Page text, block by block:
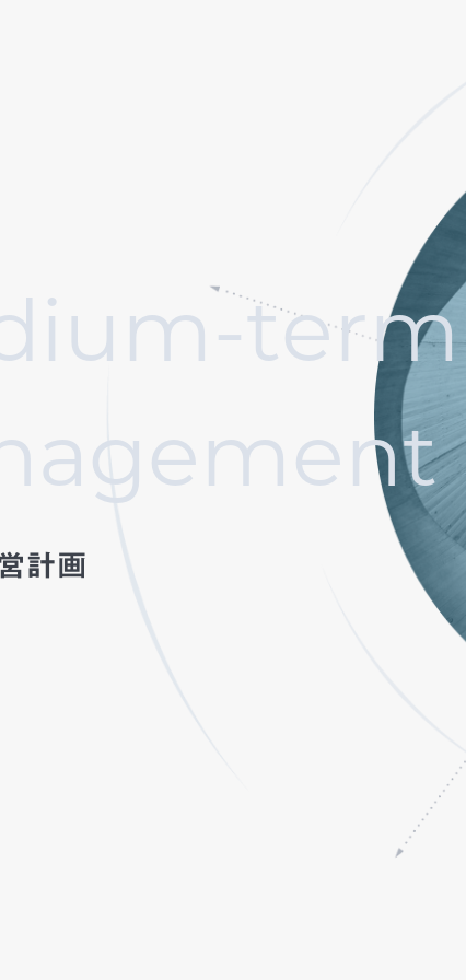
グループ企業
スポンサーシップ・PR活動
サービス紹介動画
フリーランス
コンサルタン
IRに関するお問合せ
i u m-term
agement
計画